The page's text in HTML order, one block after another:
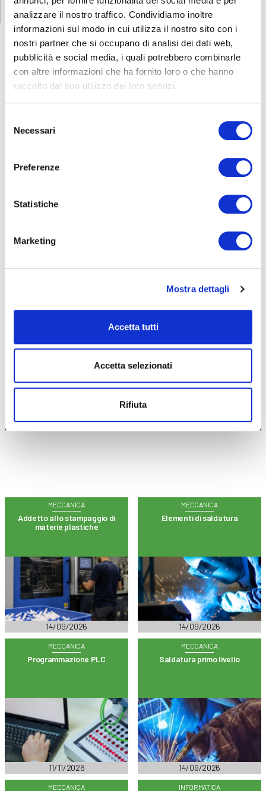
analizzare il nostro traffico. Condividiamo inoltre
informazioni sul modo in cui utilizza il nostro sito con i
nostri partner che si occupano di analisi dei dati web,
pubblicità e social media, i quali potrebbero combinarle
con altre informazioni che ha fornito loro o che hanno
raccolto dal suo utilizzo dei loro servizi.
delNecessari
Preferenze
Statistiche
Marketing
Mostra dettagli
Accetta tutti
Accetta selezionati
Rifiuta
FORMAZIONEE CORSI
Seleziona e filtra per:
ADULTI
AZIENDE
DOPO LA TERZA MEDIA
SICUREZZA
Seleziona e filtra per:
CORSIONLINE
CALENDARIO
Trova il tuo corso
MECCANICA
Addetto allo stampaggio di
materie plastiche
14/09/2026
MECCANICA
Elementi di saldatura
14/09/2026
MECCANICA
Programmazione PLC
11/11/2026
MECCANICA
Saldatura primo livello
14/09/2026
MECCANICA INFORMATICA